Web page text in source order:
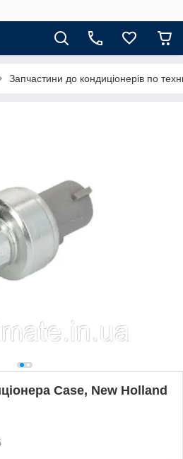
Запчастини до кондиціонерів по
Case, New Holland